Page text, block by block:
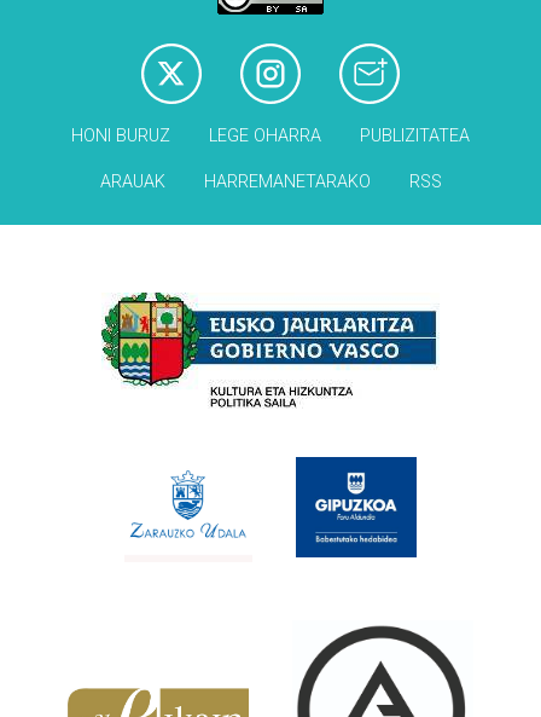
HONI BURUZ LEGE OHARRA PUBLIZITATEA
ARAUAK HARREMANETARAKO RSS